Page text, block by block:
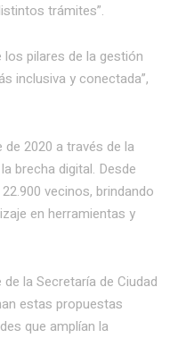
trámites”.
los pilares de la gestión
inclusiva y conectada”,
2020 a través de la
brecha digital. Desde
vecinos, brindando
en herramientas y
la Secretaría de Ciudad
estas propuestas
que amplían la